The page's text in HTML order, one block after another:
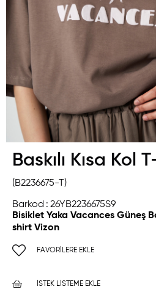
Baskılı Kısa Kol
(B2236675-T)
Barkod : 26YB2236675S9
Bisiklet Yaka Vacances Güneş
shirt Vizon
FAVORILERE EKLE
İSTEK LISTEME EKLE